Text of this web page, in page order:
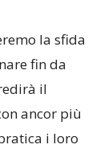
la sfida
fin da
il
ancor più
i loro